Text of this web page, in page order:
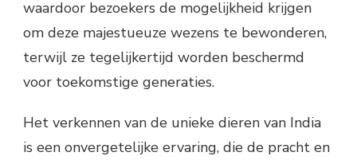
waardoor bezoekers de mogelijkheid krijgen
om deze majestueuze wezens te bewonderen,
terwijl ze tegelijkertijd worden beschermd
voor toekomstige generaties.
Het verkennen van de unieke dieren van India
is een onvergetelijke ervaring, die de pracht en